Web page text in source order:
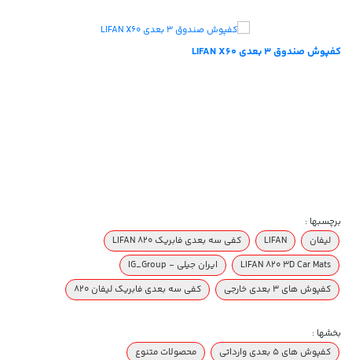
کفپوش صندوق ۳ بعدی LIFAN X60
برچسبها :
لیفان
LIFAN
کفی سه بعدی فابریک LIFAN 820
LIFAN 820 3D Car Mats
ایران جیلی - IG_Group
کفپوش های ۳ بعدی خارجی
کفی سه بعدی فابریک لیفان ۸۲۰
بخشها :
کفپوش های 5 بعدی وارداتی
محصولات متنوع